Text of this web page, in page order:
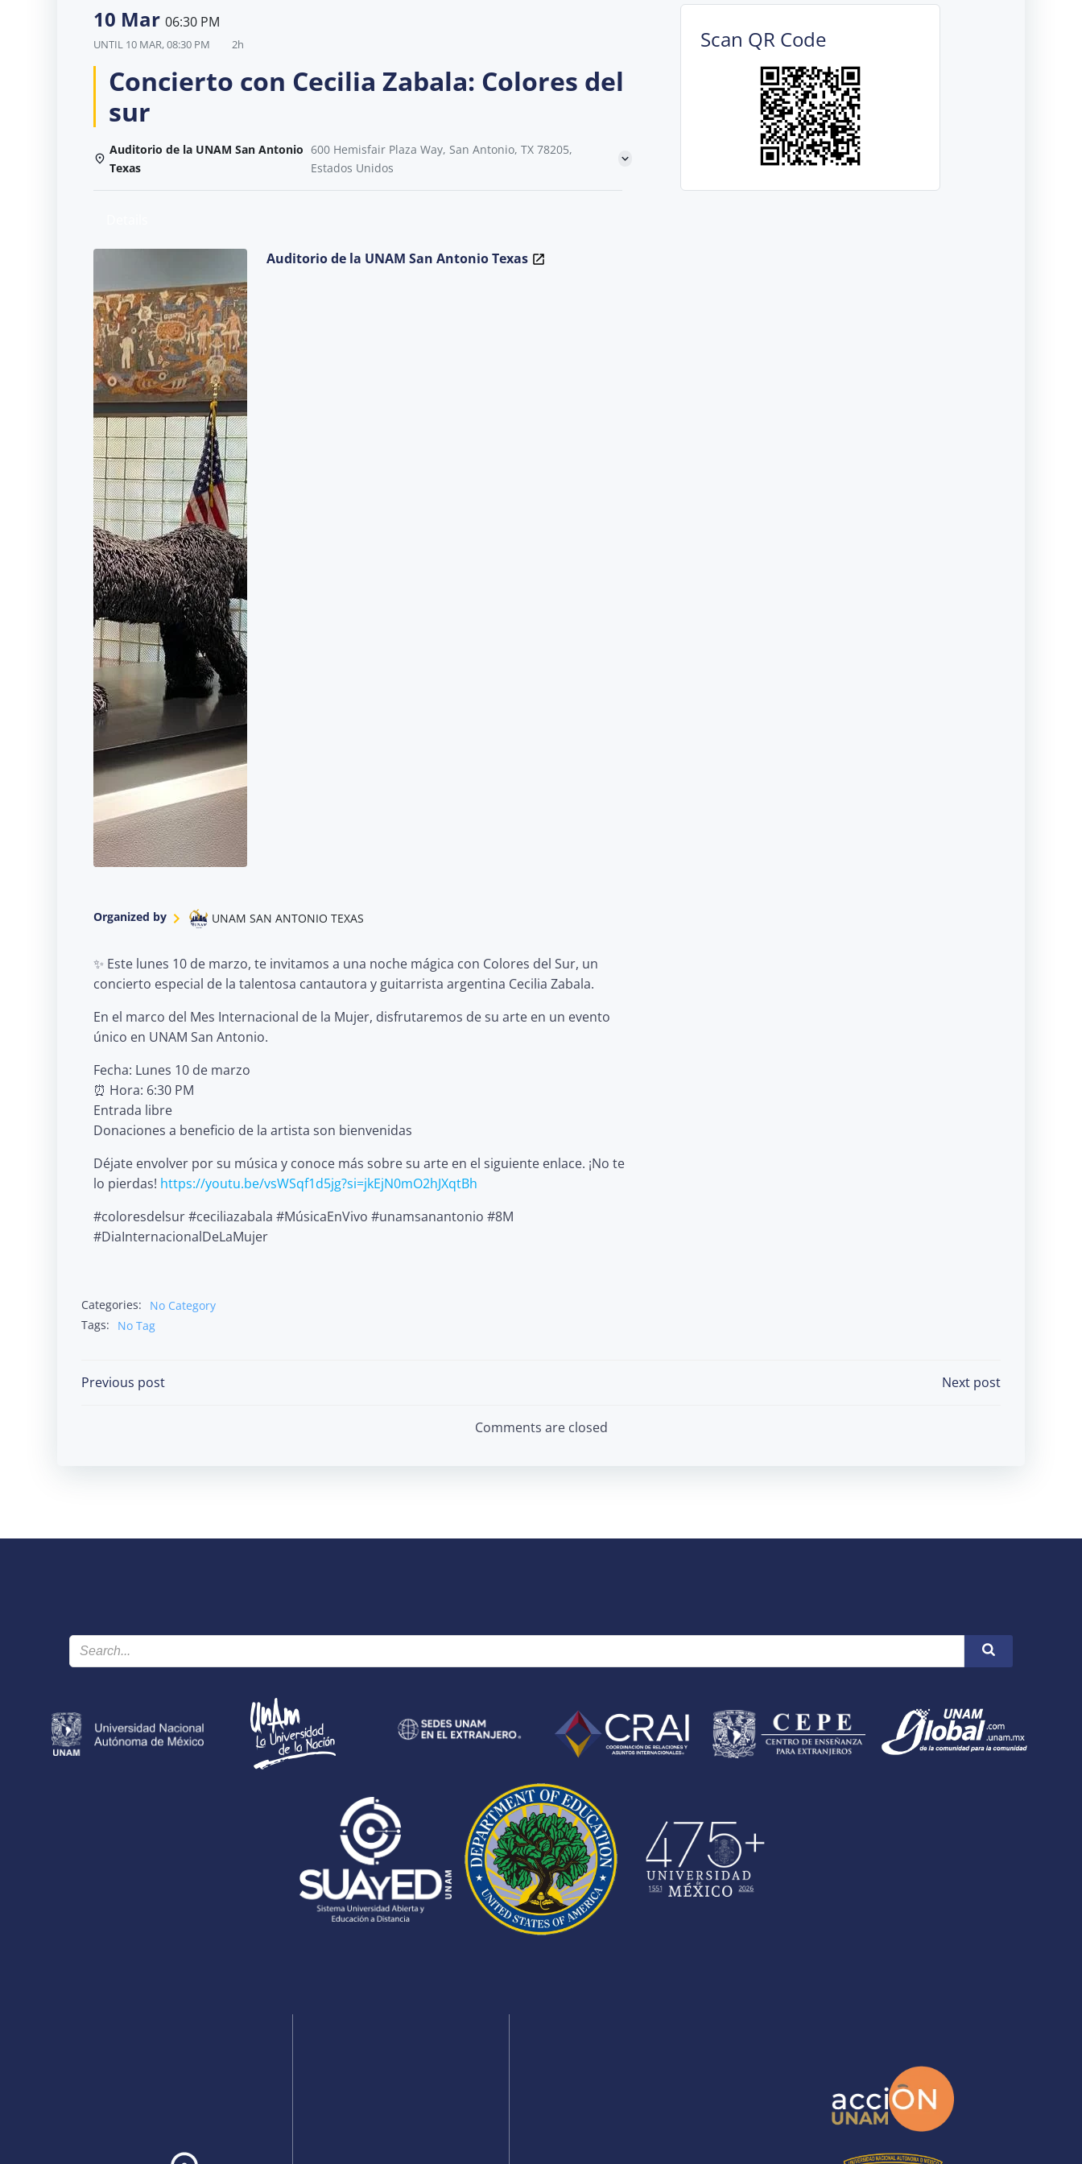
10 Mar 06:30 PM
UNTIL 10 MAR, 08:30 PM 2h
Concierto con Cecilia Zabala: Colores del
sur
Auditorio de la UNAM San Antonio
Texas
600 Hemisfair Plaza Way, San Antonio, TX 78205,
Estados Unidos
Auditorio de la UNAM San Antonio Texas
Organized by UNAM SAN ANTONIO TEXAS
✨ Este lunes 10 de marzo, te invitamos a una noche mágica con Colores del Sur, un
concierto especial de la talentosa cantautora y guitarrista argentina Cecilia Zabala.
En el marco del Mes Internacional de la Mujer, disfrutaremos de su arte en un evento
único en UNAM San Antonio.
Fecha: Lunes 10 de marzo
⏰ Hora: 6:30 PM
Entrada libre
Donaciones a beneficio de la artista son bienvenidas
Déjate envolver por su música y conoce más sobre su arte en el siguiente enlace. ¡No te
lo pierdas! https://youtu.be/vsWSqf1d5jg?si=jkEjN0mO2hJXqtBh
#coloresdelsur #ceciliazabala #MúsicaEnVivo #unamsanantonio #8M
#DiaInternacionalDeLaMujer
Scan QR Code
Categories:
No Category
Tags:
No Tag
Post
Previous post
navigation
Next post
Comments are closed